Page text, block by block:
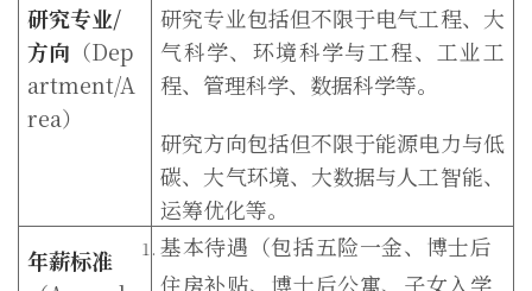
研究专业/
方向 （Dep
artment/A
rea）
研究专业包括但不限于电气工程、大
气科学、环境科学与工程、工业工
程、管理科学、数据科学等。
研究方向包括但不限于能源电力与低
碳、大气环境、大数据与人工智能、
运筹优化等。
年薪标准
基本待遇（包括五险一金、博士后
住房补贴、博士后公寓、子女入学